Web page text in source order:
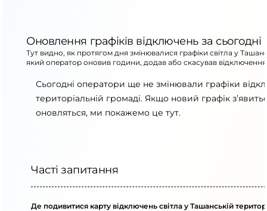
Оновлення графіків відключень за сьогодні
Тут видно, як протягом дня змінювалися графіки світла у
який оператор оновив години, додав або скасував
Сьогодні оператори ще не змінювали графіки
територіальній громаді. Якщо новий графік
оновляться, ми покажемо це тут.
Часті запитання
Де подивитися карту відключень світла у Ташанській